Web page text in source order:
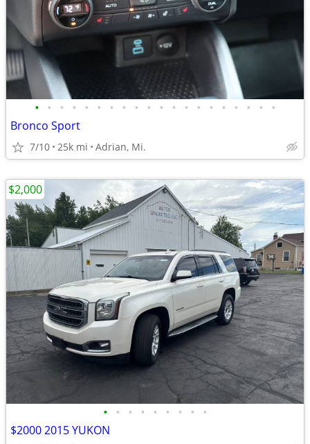
• • • • • • • • • • • • • • • • • • • •
Bronco Sport
7/10 25k mi Adrian, Mi.
• • • • • • • • •
$2000 2015 YUKON
$2,000